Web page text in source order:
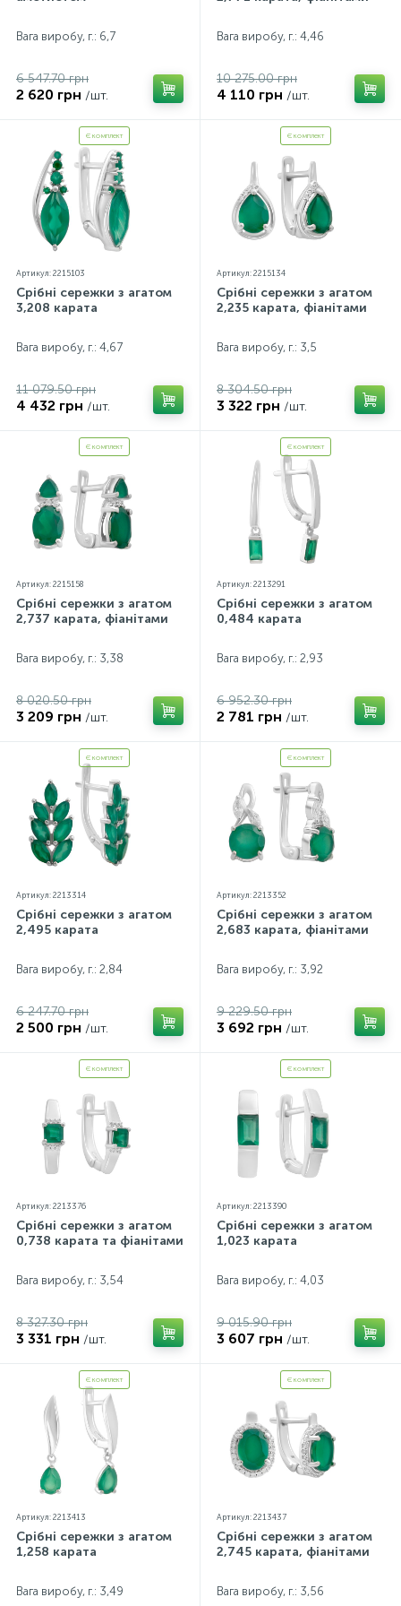
Вага виробу, г.: 6,7
6 547.70 грн
2 620 грн /шт.
Вага виробу, г.: 4,46
10 275.00 грн
4 110 грн /шт.
Є комплект
Артикул: 2215103
Срібні сережки з агатом
3,208 карата
Вага виробу, г.: 4,67
11 079.50 грн
4 432 грн /шт.
Є комплект
Артикул: 2215134
Срібні сережки з агатом
2,235 карата, фіанітами
Вага виробу, г.: 3,5
8 304.50 грн
3 322 грн /шт.
Є комплект
Артикул: 2215158
Срібні сережки з агатом
2,737 карата, фіанітами
Вага виробу, г.: 3,38
8 020.50 грн
3 209 грн /шт.
Є комплект
Артикул: 2213291
Срібні сережки з агатом
0,484 карата
Вага виробу, г.: 2,93
6 952.30 грн
2 781 грн /шт.
Є комплект
Артикул: 2213314
Срібні сережки з агатом
2,495 карата
Вага виробу, г.: 2,84
6 247.70 грн
2 500 грн /шт.
Є комплект
Артикул: 2213352
Срібні сережки з агатом
2,683 карата, фіанітами
Вага виробу, г.: 3,92
9 229.50 грн
3 692 грн /шт.
Є комплект
Артикул: 2213376
Срібні сережки з агатом
0,738 карата та фіанітами
Вага виробу, г.: 3,54
8 327.30 грн
3 331 грн /шт.
Є комплект
Артикул: 2213390
Срібні сережки з агатом
1,023 карата
Вага виробу, г.: 4,03
9 015.90 грн
3 607 грн /шт.
Є комплект
Артикул: 2213413
Срібні сережки з агатом
1,258 карата
Вага виробу, г.: 3,49
Є комплект
Артикул: 2213437
Срібні сережки з агатом
2,745 карата, фіанітами
Вага виробу, г.: 3,56
Про нас
Оплата та доставка
Срібні ланцюжки
Срібні аксесуари
Срібні сувеніри
Золоті ланцюги